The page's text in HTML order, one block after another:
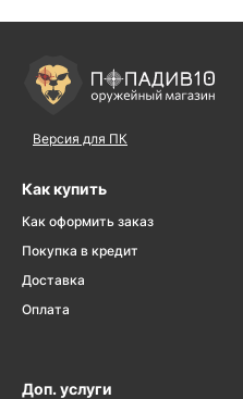
Версия для ПК
Как купить
Как оформить заказ
Покупка в кредит
Доставка
Оплата
Доп. услуги